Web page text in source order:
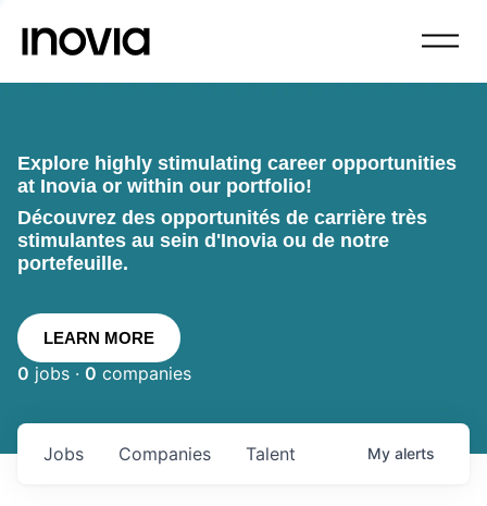
Explore highly stimulating career opportunities
at Inovia or within our portfolio!
Découvrez des opportunités de carrière très
stimulantes au sein d'Inovia ou de notre
portefeuille.
LEARN MORE
0 jobs · 0 companies
Jobs Companies Talent My alerts